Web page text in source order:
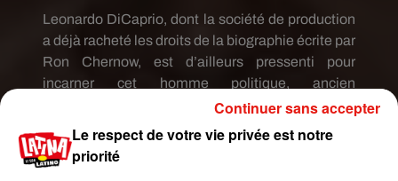
Leonardo DiCaprio, dont la société de production
a déjà racheté les droits de la biographie écrite par
Ron Chernow, est d’ailleurs pressenti pour
incarner cet homme politique, ancien
commandant des armées pendant la guerre de
Sécession qui lutta ensuite pour la défense des
droits des afro-Américains. Sa carrière politique a
cependant été ternie par la corruption de son
Le respect de votre vie privée est notre
priorité
Continuer sans accepter